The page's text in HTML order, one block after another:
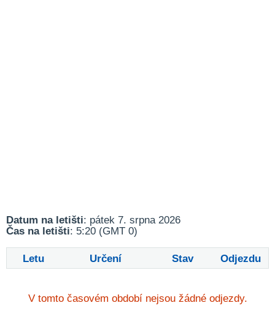
Datum na letišti: pátek 7. srpna 2026
Čas na letišti: 5:20 (GMT 0)
Letu Určení Stav Odjezdu
V tomto časovém období nejsou žádné odjezdy.